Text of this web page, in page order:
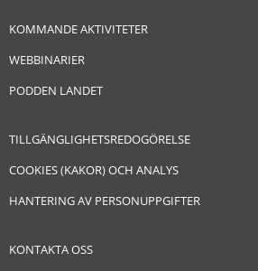
KOMMANDE AKTIVITETER
WEBBINARIER
PODDEN LANDET
TILLGÄNGLIGHETSREDOGÖRELSE
COOKIES (KAKOR) OCH ANALYS
HANTERING AV PERSONUPPGIFTER
KONTAKTA OSS